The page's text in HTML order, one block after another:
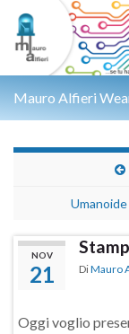
Mauro Alfieri
NOV
21 DiMauro
Oggi voglio